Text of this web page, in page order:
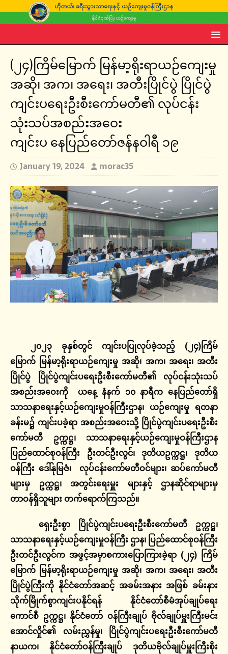
(၂၄)ကြိမ်မြောက် မြန်မာ့ရိုးရာယဉ်ကျေးမှု
အဆို၊ အက၊ အရေး၊ အတီးပြိုင်ပွဲ ပြိုင်ပွဲ
ကျင်းပရေးဦးစီးကော်မတီ၏ လုပ်ငန်း
သုံးသပ်အစည်းအဝေး
ကျင်းပ နေပြည်တော်ဇန်နဝါရီ ၁၉
January 19, 2024 morac35
၂၀၂၃ ခုနှစ်တွင် ကျင်းပပြုလုပ်ခဲ့သည့် (၂၄)ကြိမ်
မြောက် မြန်မာ့ရိုးရာယဉ်ကျေးမှု အဆို၊ အက၊ အရေး၊ အတီး
ပြိုင်ပွဲ
ပြိုင်ပွဲကျင်းပရေးဦးစီးကော်မတီ၏ လုပ်ငန်းသုံးသပ်
အစည်းအဝေးကို
ယနေ့ နံနက် ၁၀ နာရီက နေပြည်တော်ရှိ
သာသနာရေးနှင့်ယဉ်ကျေးမှုဝန်ကြီးဌာန၊ ယဉ်ကျေးမှု ရတနာ
ခန်းမ၌ ကျင်းပခဲ့ရာ အစည်းအဝေးသို့ ပြိုင်ပွဲကျင်းပရေးဦးစီး
ကော်မတီ
ဥက္ကဋ္ဌ၊
သာသနာရေးနှင့်ယဉ်ကျေးမှုဝန်ကြီးဌာန
ပြည်ထောင်စုဝန်ကြီး ဦးတင်ဦးလွင်၊ ဒုတိယဥက္ကဋ္ဌ၊ ဒုတိယ
ဝန်ကြီး ဒေါ်နုမြဇံ၊ လုပ်ငန်းကော်မတီဝင်များ၊ ဆပ်ကော်မတီ
များမှ
ဥက္ကဋ္ဌ၊ အတွင်းရေးမှူး များနှင့်
ဌာနဆိုင်ရာများမှ
တာဝန်ရှိသူများတက်ရောက်ကြသည်။
ရှေးဦးစွာ
ပြိုင်ပွဲကျင်းပရေးဦးစီးကော်မတီ
ဥက္ကဋ္ဌ၊
သာသနာရေးနှင့်ယဉ်ကျေးမှုဝန်ကြီးဌာန၊ပြည်ထောင်စုဝန်ကြီး
ဦးတင်ဦးလွင်က အဖွင့်အမှာစကားပြောကြားခဲ့ရာ ( ၂၄) ကြိမ်
မြောက် မြန်မာ့ရိုးရာယဉ်ကျေးမှု အဆို၊ အက၊ အရေး၊ အတီး
ပြိုင်ပွဲကြီးကို နိုင်ငံတော်အဆင့် အခမ်းအနား အဖြစ် ခမ်းနား
သိုက်မြိုက်စွာကျင်းပနိုင်ရန်
နိုင်ငံတော်စီမံအုပ်ချုပ်ရေး
ကောင်စီ ဥက္ကဋ္ဌ၊ နိုင်ငံတော် ဝန်ကြီးချုပ် ဗိုလ်ချုပ်မှူးကြီးမင်း
အောင်လှိုင်၏ လမ်းညွှန်မှု၊ ပြိုင်ပွဲကျင်းပရေးဦးစီးကော်မတီ
နာယက၊
နိုင်ငံတော်ဝန်ကြီးချုပ်
ဒုတိယဗိုလ်ချုပ်မှူးကြီးစိုး